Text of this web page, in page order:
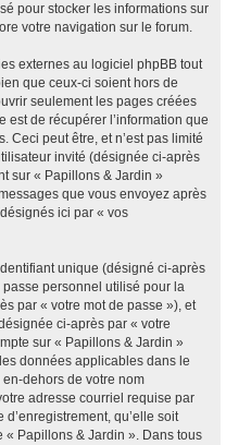
pour stocker les informations sur
votre navigation sur le forum.
externes au logiciel phpBB tout
que ceux-ci soient hors de
seulement les pages créées
de récupérer l’information que
Ceci peut être, et n’est pas limité
invité (désignée ci-après
sur « Papillons & Jardin »
que vous envoyez après
ici par « vos
unique (désigné ci-après
passe personnel utilisé pour la
par « votre mot de passe »), et
ci-après par « votre
sur « Papillons & Jardin »
données applicables dans le
dehors de votre nom
adresse courriel requise par
qu’elle soit
Papillons & Jardin ». Dans tous